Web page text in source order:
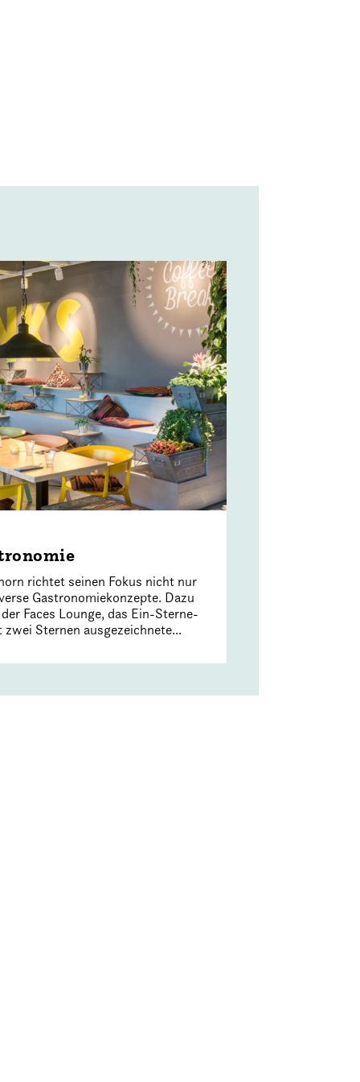
richtet seinen Fokus nicht nur
Gastronomiekonzepte. Dazu
Faces Lounge, das Ein-Sterne-
Sternen ausgezeichnete...